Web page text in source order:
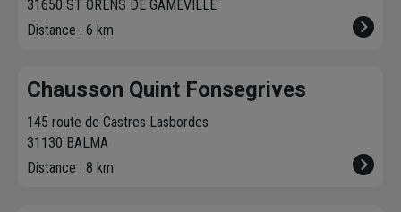
31650 ST ORENS DE GAMEVILLE
Distance : 6 km
Chausson Quint Fonsegrives
145 route de Castres Lasbordes
31130 BALMA
Distance : 8 km